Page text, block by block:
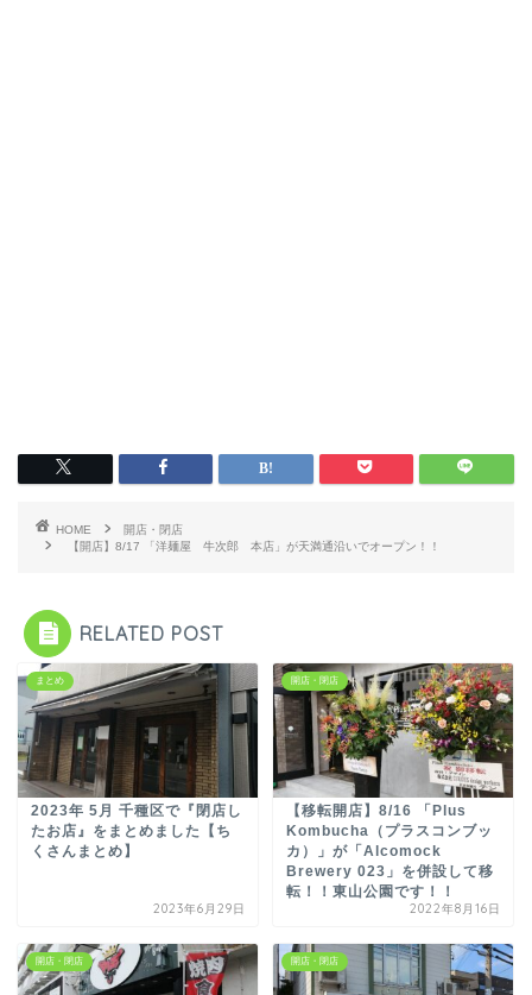
HOME
開店・閉店
【開店】8/17 「洋麺屋 牛次郎 本店」が天満通沿いでオープン！！
RELATED POST
まとめ
2023年 5月 千種区で『閉店し
たお店』をまとめました【ち
くさんまとめ】
2023年6月29日
開店・閉店
【移転開店】8/16 「Plus
Kombucha（プラスコンブッ
カ）」が「Alcomock
Brewery 023」を併設して移
転！！東山公園です！！
2022年8月16日
開店・閉店 開店・閉店